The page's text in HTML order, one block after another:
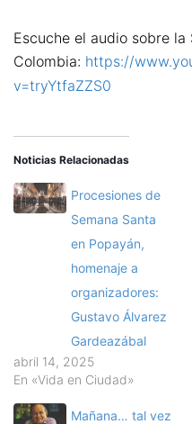
Escuche el audio sobre la
Colombia: https://
v=tryYtfaZZS0
Noticias Relacionadas
Procesiones de
Semana Santa
en Popayán,
homenaje a
organizadores:
Gustavo Álvarez
Gardeazábal
abril 14, 2025
En «Vida en Ciudad»
Mañana… tal vez